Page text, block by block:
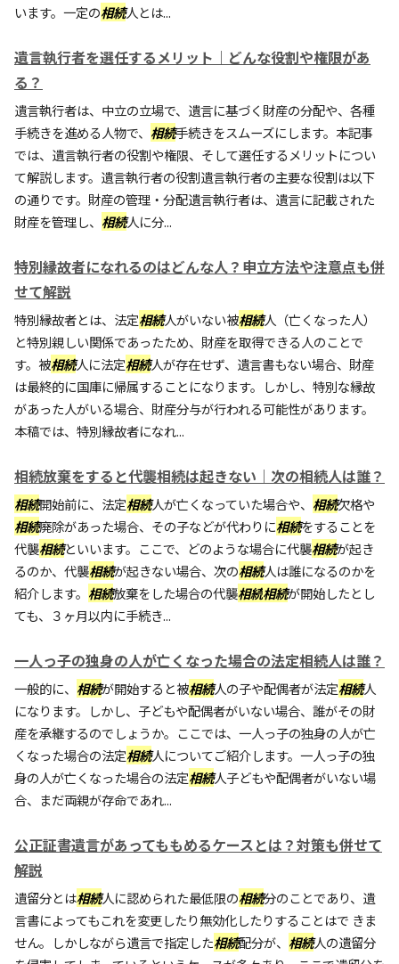
います。一定の相続人とは...
遺言執行者を選任するメリット｜どんな役割や権限があ
る？
遺言執行者は、中立の立場で、遺言に基づく財産の分配や、各種
手続きを進める人物で、 相続手続きをスムーズにします。本記事
では、遺言執行者の役割や権限、そして選任するメリットについ
て解説します。遺言執行者の役割遺言執行者の主要な役割は以下
の通りです。財産の管理・分配遺言執行者は、遺言に記載された
財産を管理し、 相続人に分...
特別縁故者になれるのはどんな人？申立方法や注意点も併
せて解説
特別縁故者とは、法定相続人がいない被相続人（亡くなった人）
と特別親しい関係であったため、財産を取得できる人のことで
す。被相続人に法定相続人が存在せず、遺言書もない場合、財産
は最終的に国庫に帰属することになります。しかし、特別な縁故
があった人がいる場合、財産分与が行われる可能性があります。
本稿では、特別縁故者になれ...
相続放棄をすると代襲相続は起きない｜次の相続人は誰？
相続開始前に、法定相続人が亡くなっていた場合や、 相続欠格や
相続廃除があった場合、その子などが代わりに相続をすることを
代襲相続といいます。ここで、どのような場合に代襲相続が起き
るのか、代襲相続が起きない場合、次の相続人は誰になるのかを
紹介します。 相続放棄をした場合の代襲相続相続が開始したとし
ても、３ヶ月以内に手続き...
一人っ子の独身の人が亡くなった場合の法定相続人は誰？
一般的に、 相続が開始すると被相続人の子や配偶者が法定相続人
になります。しかし、子どもや配偶者がいない場合、誰がその財
産を承継するのでしょうか。ここでは、一人っ子の独身の人が亡
くなった場合の法定相続人についてご紹介します。一人っ子の独
身の人が亡くなった場合の法定相続人子どもや配偶者がいない場
合、まだ両親が存命であれ...
公正証書遺言があってももめるケースとは？対策も併せて
解説
遺留分とは相続人に認められた最低限の相続分のことであり、遺
言書によってもこれを変更したり無効化したりすることはで きま
せん。しかしながら遺言で指定した相続配分が、 相続人の遺留分